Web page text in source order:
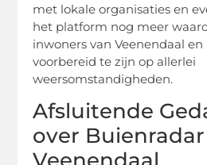
met lokale organisaties en
het platform nog meer
inwoners van Veenendaal
voorbereid te zijn op allerlei
weersomstandigheden.
Afsluitende
over Buienradar